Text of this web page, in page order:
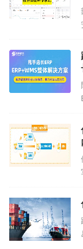
件。”
在拿下海外市场
按需制造模式，
并组建了一个30
步的扩张提供专
城市、省会城市
子商务综合试验
全覆盖。
电商平台Lazada
系统打通，正式
牌开拓马来西亚